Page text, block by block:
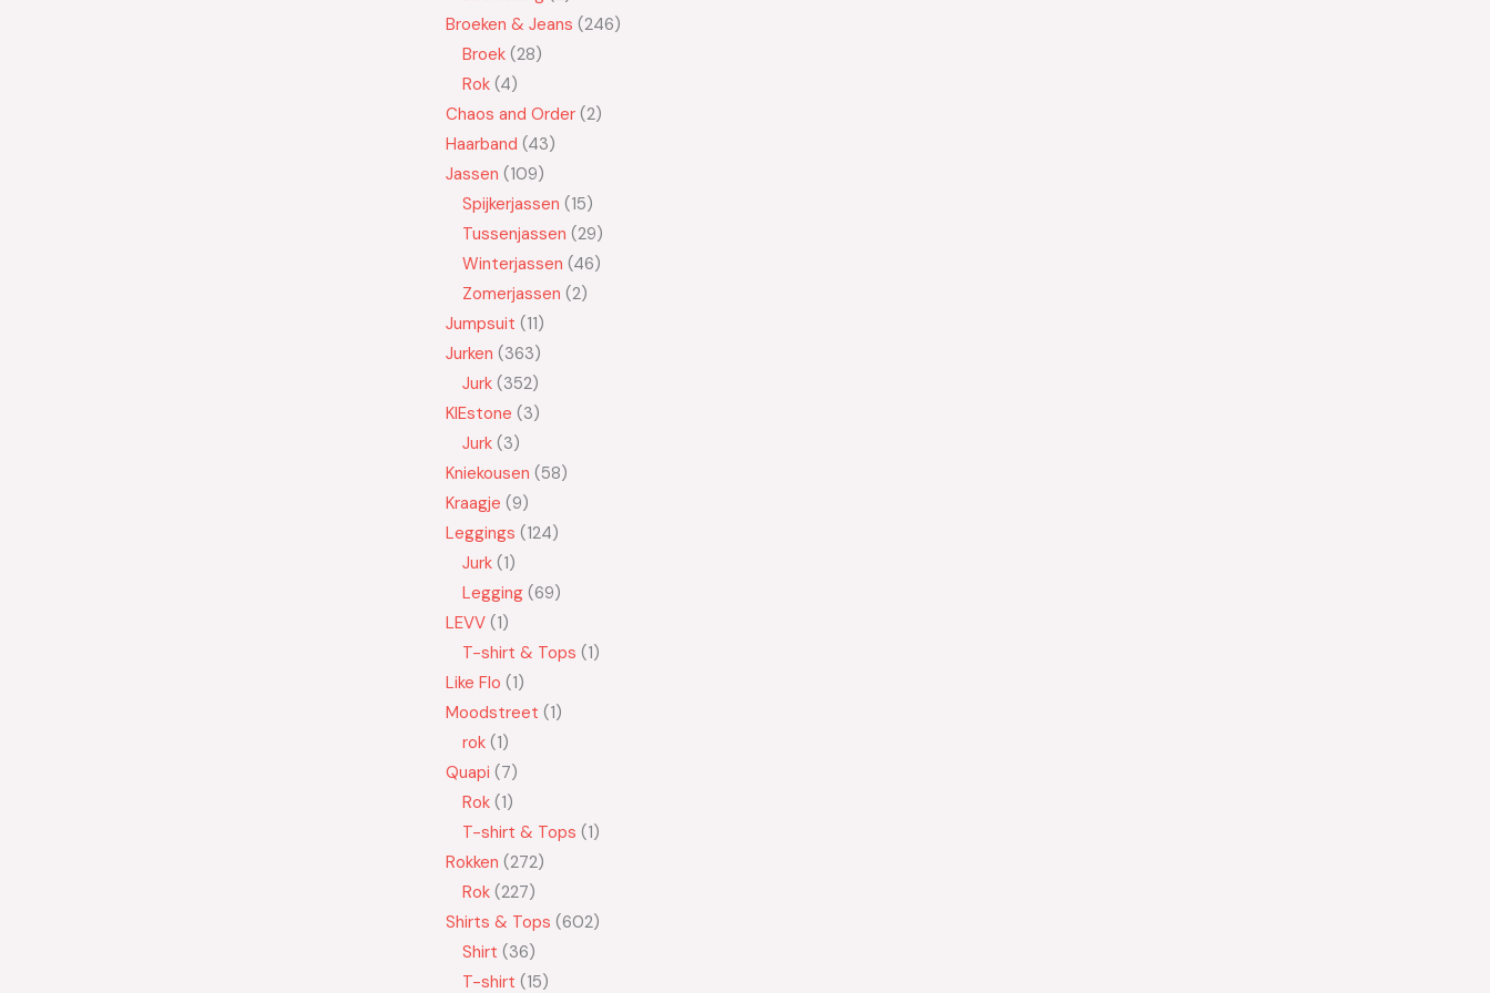
Broeken & Jeans 246
Broek 28
Rok 4
Chaos and Order 2
Haarband 43
Jassen 109
Spijkerjassen 15
Tussenjassen 29
Winterjassen 46
Zomerjassen 2
Jumpsuit 11
Jurken 363
Jurk 352
KIEstone 3
Jurk 3
Kniekousen 58
Kraagje 9
Leggings 124
Jurk 1
Legging 69
LEVV 1
T-shirt & Tops 1
Like Flo 1
Moodstreet 1
rok 1
Quapi 7
Rok 1
T-shirt & Tops 1
Rokken 272
Rok 227
Shirts & Tops 602
Shirt 36
T-shirt 15